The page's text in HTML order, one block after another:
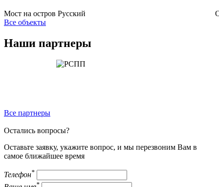
Мост на остров Русский
Все объекты
Наши партнеры
Все партнеры
Остались вопросы?
Оставьте заявку, укажите вопрос, и мы перезвоним Вам в
самое ближайшее время
Телефон*
*